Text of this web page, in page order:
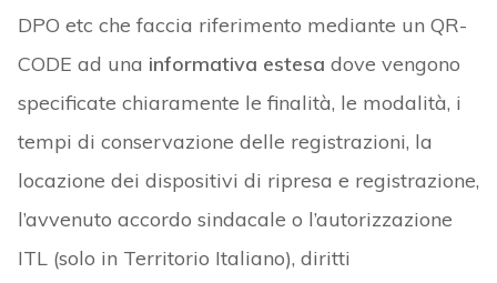
DPO etc che faccia riferimento mediante un QR-
CODE ad una informativa estesa dove vengono
specificate chiaramente le finalità, le modalità, i
tempi di conservazione delle registrazioni, la
locazione dei dispositivi di ripresa e registrazione,
l’avvenuto accordo sindacale o l’autorizzazione
ITL (solo in Territorio Italiano), diritti